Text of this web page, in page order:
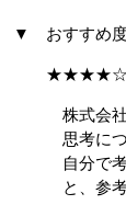
▼ おすすめ
★★★★☆
株式会社マザ
思考について
自分で考える
と、参考に